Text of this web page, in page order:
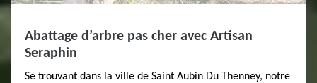
Abattage d’arbre pas cher avec Artisan
Seraphin
Se trouvant dans la ville de Saint Aubin Du Thenney, notre